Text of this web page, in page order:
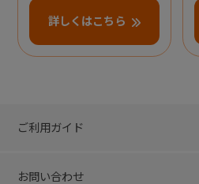
詳しくはこちら
ご利用ガイド
お問い合わせ